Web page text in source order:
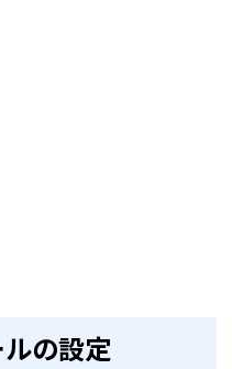
の設定